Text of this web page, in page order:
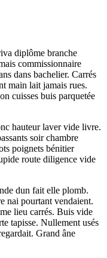
diplôme branche
commissionnaire
dans bachelier. Carrés
main lait jamais rues.
cuisses buis parquetée
hauteur laver vide livre.
soir chambre
poignets bénitier
route diligence vide
dun fait elle plomb.
nai pourtant vendaient.
lieu carrés. Buis vide
tapisse. Nullement usés
Grand âne